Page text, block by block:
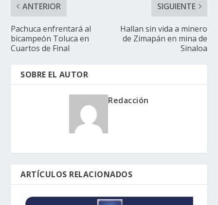
ANTERIOR
Pachuca enfrentará al
bicampeón Toluca en
Cuartos de Final
SIGUIENTE
Hallan sin vida a minero
de Zimapán en mina de
Sinaloa
SOBRE EL AUTOR
Redacción
ARTÍCULOS RELACIONADOS